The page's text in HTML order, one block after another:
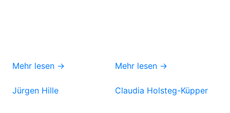
Mehr lesen → Mehr lesen →
Jürgen Hille Claudia Holsteg-Küpper